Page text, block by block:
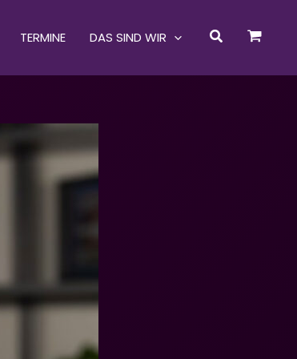
TERMINE DAS SIND WIR Suchen